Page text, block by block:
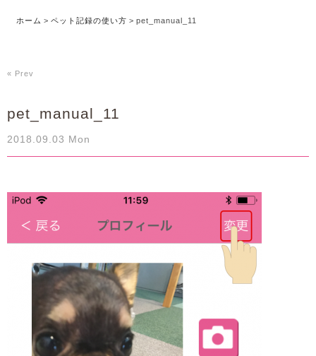
ホーム > ペット記録の使い方 > pet_manual_11
« Prev
pet_manual_11
2018.09.03 Mon